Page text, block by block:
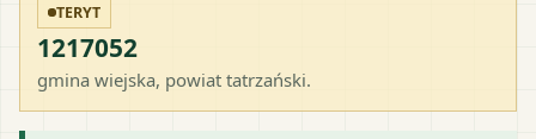
TERYT
1217052
gmina wiejska, powiat tatrzański.